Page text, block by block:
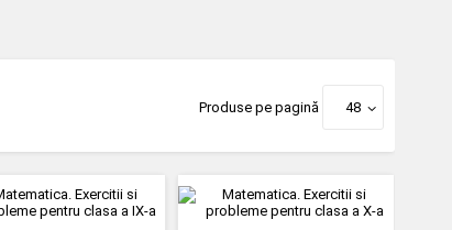
Produse pe pagină 48